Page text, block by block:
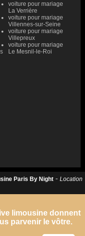
voiture pour mariage
La Verrière
voiture pour mariage
Villennes-sur-Seine
voiture pour mariage
Villepreux
voiture pour mariage
Le Mesnil-le-Roi
Paris By Night - Location
limousine donnent
parvenir le vôtre.